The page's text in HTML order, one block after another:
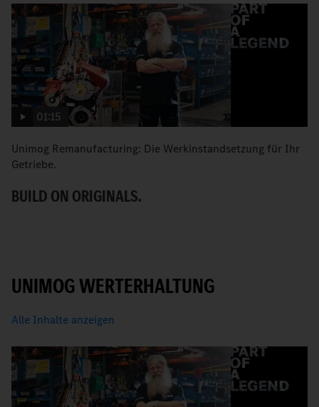
01:15
Unimog Remanufacturing: Die Werkinstandsetzung für Ihr
Getriebe.
BUILD ON ORIGINALS.
UNIMOG WERTERHALTUNG
Alle Inhalte anzeigen